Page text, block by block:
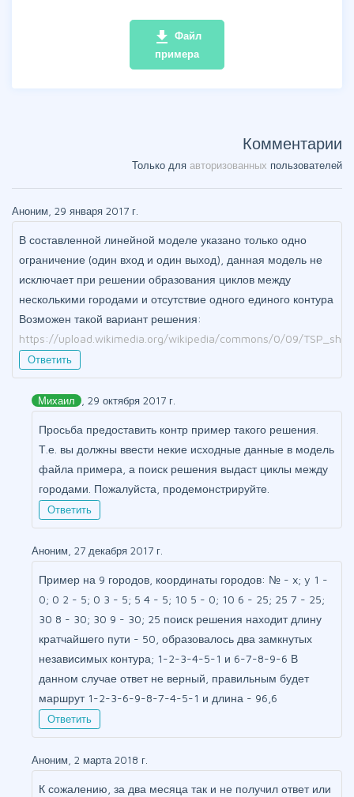
file_download Файл
примера
Комментарии
Только для авторизованных пользователей
Аноним, 29 января 2017 г.
В составленной линейной моделе указано только одно
ограничение (один вход и один выход), данная модель не
исключает при решении образования циклов между
несколькими городами и отсутствие одного единого контура
Возможен такой вариант решения:
https://upload.wikimedia.org/wikipedia/commons/0/09/
Ответить
Михаил , 29 октября 2017 г.
Просьба предоставить контр пример такого решения.
Т.е. вы должны ввести некие исходные данные в модель
файла примера, а поиск решения выдаст циклы между
городами. Пожалуйста, продемонстрируйте.
Ответить
Аноним, 27 декабря 2017 г.
Пример на 9 городов, координаты городов: № - x; y 1 -
0; 0 2 - 5; 0 3 - 5; 5 4 - 5; 10 5 - 0; 10 6 - 25; 25 7 - 25;
30 8 - 30; 30 9 - 30; 25 поиск решения находит длину
кратчайшего пути - 50, образовалось два замкнутых
независимых контура; 1-2-3-4-5-1 и 6-7-8-9-6 В
данном случае ответ не верный, правильным будет
маршрут 1-2-3-6-9-8-7-4-5-1 и длина - 96,6
Ответить
Аноним, 2 марта 2018 г.
К сожалению, за два месяца так и не получил ответ или